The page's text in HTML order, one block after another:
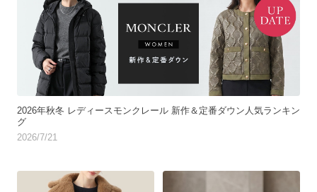
2026年秋冬 レディースモンクレール 新作＆定番ダウン人気ランキン
グ
2026/7/21